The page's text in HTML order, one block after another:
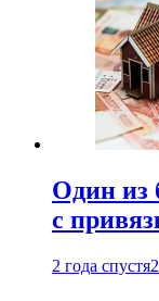
Один из
с
2 года спустя